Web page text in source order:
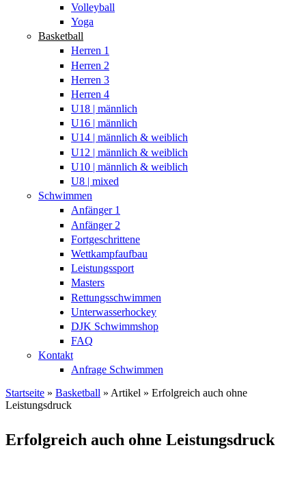
Volleyball
Yoga
Basketball
Herren 1
Herren 2
Herren 3
Herren 4
U18 | männlich
U16 | männlich
U14 | männlich & weiblich
U12 | männlich & weiblich
U10 | männlich & weiblich
U8 | mixed
Schwimmen
Anfänger 1
Anfänger 2
Fortgeschrittene
Wettkampfaufbau
Leistungssport
Masters
Rettungsschwimmen
Unterwasserhockey
DJK Schwimmshop
FAQ
Kontakt
Anfrage Schwimmen
Sie sind hier
Startseite » Basketball » Artikel » Erfolgreich auch ohne
Leistungsdruck
Erfolgreich auch ohne Leistungsdruck